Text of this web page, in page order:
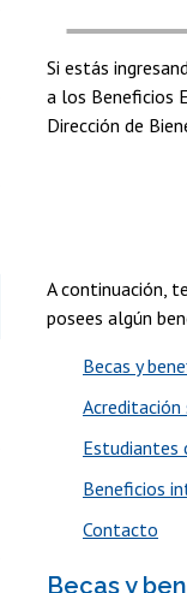
Si estás
a los Beneficios
Dirección de
A continuación,
posees algún
Becas y
Acreditación
Estudiantes
Beneficios
Contacto
Becas y